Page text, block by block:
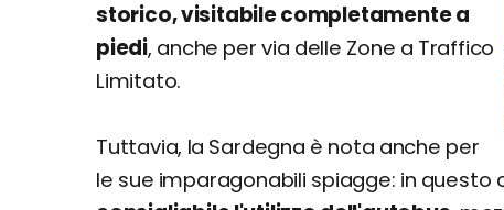
storico, visitabile completamente a
piedi, anche per via delle Zone a Traffico
Limitato.
Tuttavia, la Sardegna è nota anche per
le sue imparagonabili spiagge: in questo